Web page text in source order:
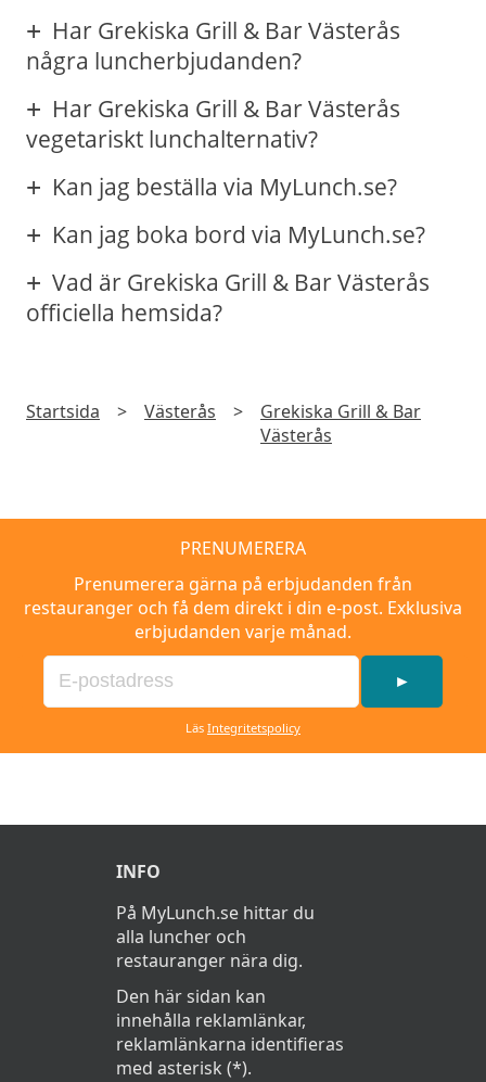
Har Grekiska Grill & Bar Västerås
några luncherbjudanden?
Har Grekiska Grill & Bar Västerås
vegetariskt lunchalternativ?
Kan jag beställa via MyLunch.se?
Kan jag boka bord via MyLunch.se?
Vad är Grekiska Grill & Bar Västerås
officiella hemsida?
Startsida > Västerås >
Grekiska Grill & Bar
Västerås
PRENUMERERA
Prenumerera gärna på erbjudanden från
restauranger och få dem direkt i din e-post. Exklusiva
erbjudanden varje månad.
►
Läs Integritetspolicy
INFO
På MyLunch.se hittar du
alla luncher och
restauranger nära dig.
Den här sidan kan
innehålla reklamlänkar,
reklamlänkarna identifieras
med asterisk (*).